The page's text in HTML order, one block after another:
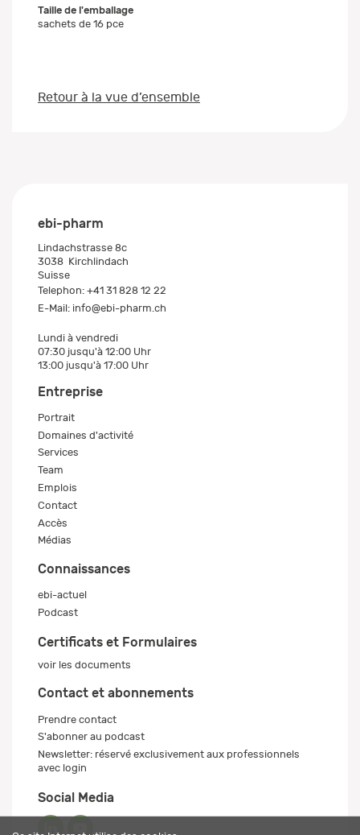
Taille de l'emballage
sachets de 16 pce
Retour à la vue d’ensemble
ebi-pharm
Lindachstrasse 8c
3038 Kirchlindach
Suisse
Telephon: +41 31 828 12 22
E-Mail: info@ebi-pharm.ch
Lundi à vendredi
07:30 jusqu'à 12:00 Uhr
13:00 jusqu'à 17:00 Uhr
Entreprise
Portrait
Domaines d'activité
Services
Team
Emplois
Contact
Accès
Médias
Connaissances
ebi-actuel
Podcast
Certificats et Formulaires
voir les documents
Contact et abonnements
Prendre contact
S'abonner au podcast
Newsletter: réservé exclusivement aux professionnels
avec login
Social Media